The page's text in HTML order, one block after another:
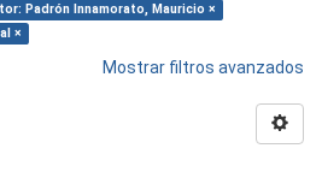
Padrón Innamorato, Mauricio ×
×
Mostrar filtros avanzados